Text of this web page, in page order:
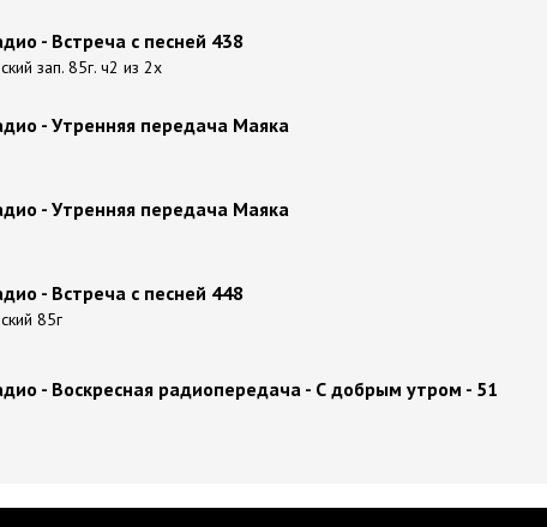
- Встреча с песней 438
зап. 85г. ч2 из 2х
- Утренняя передача Маяка
- Утренняя передача Маяка
- Встреча с песней 448
85г
- Воскресная радиопередача - С добрым утром - 51